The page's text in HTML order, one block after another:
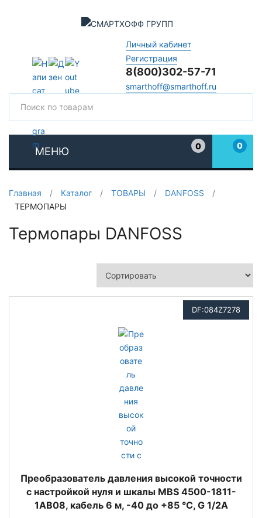
Личный кабинет
Регистрация
8(800)302-57-71
smarthoff@smarthoff.ru
МЕНЮ
0
0
Главная / Каталог / ТОВАРЫ / DANFOSS
/
ТЕРМОПАРЫ
Термопары DANFOSS
DF:084Z7278
Преобразователь давления высокой точности
с настройкой нуля и шкалы MBS 4500-1811-
1AB08, кабель 6 м, -40 до +85 °C, G 1/2A